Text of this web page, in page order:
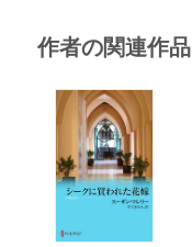
作者の関連作品